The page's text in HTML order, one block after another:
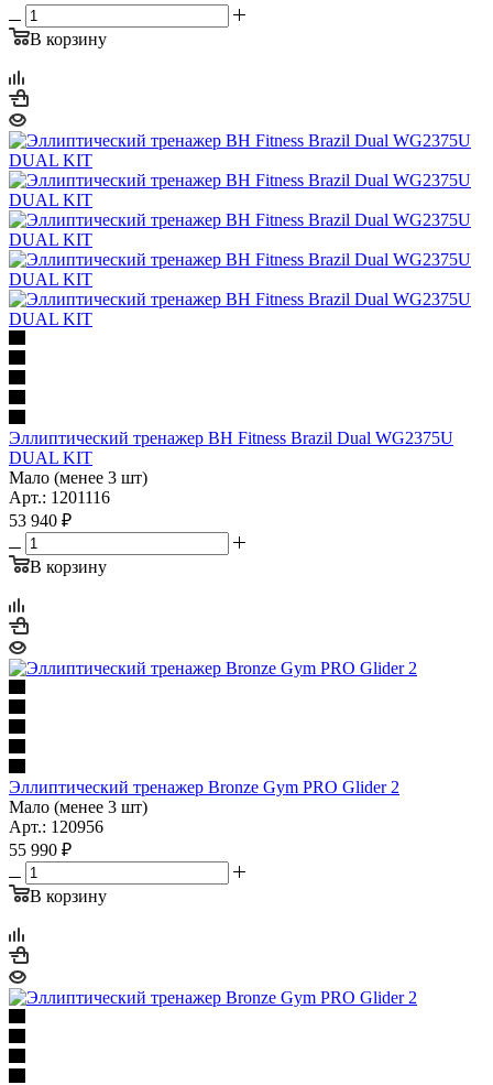
В корзину
Эллиптический тренажер BH Fitness Brazil Dual WG2375U
DUAL KIT
Мало (менее 3 шт)
Арт.: 1201116
53 940 ₽
В корзину
Эллиптический тренажер Bronze Gym PRO Glider 2
Мало (менее 3 шт)
Арт.: 120956
55 990 ₽
В корзину